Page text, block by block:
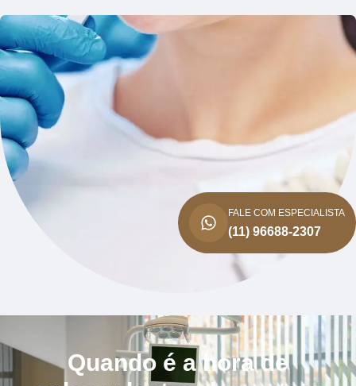
FALE COM ESPECIALISTA
(11) 96688-2307
Quando é a hora de